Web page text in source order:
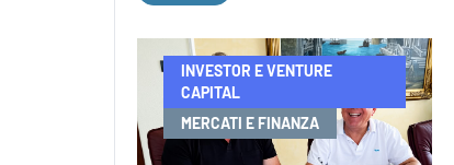
INVESTOR E VENTURE
CAPITAL
MERCATI E FINANZA